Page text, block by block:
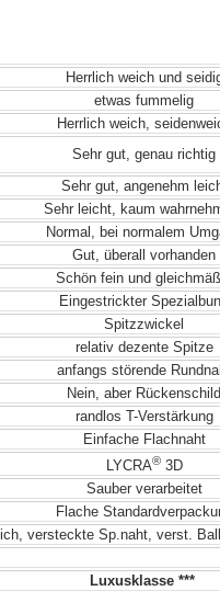
Herrlich weich und
etwas fummelig
Herrlich weich,
Sehr gut, genau richtig
Sehr gut, angenehm
Sehr leicht, kaum
Normal, bei normalem
Gut, überall vorhanden
Schön fein und
Eingestrickter
Spitzzwickel
relativ dezente Spitze
anfangs störende
Nein, aber Rückenschild
randlos T-Verstärkung
Einfache Flachnaht
LYCRA®3D
Sauber verarbeitet
Flache
versteckte Sp.naht, verst.
Luxusklasse ***